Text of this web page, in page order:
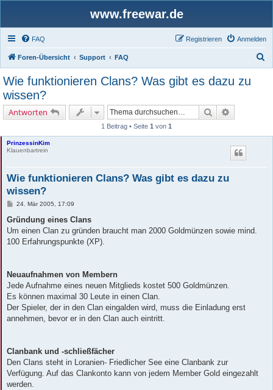
www.freewar.de
FAQ Anmelden
Registrieren
Foren-Übersicht Support FAQ
Wie funktionieren Clans? Was gibt es dazu zu
wissen?
Antworten Suche
1 Beitrag • Seite 1 von 1
PrinzessinKim
Klauenbartrein
Wie funktionieren Clans? Was gibt es dazu zu
wissen?
B
i
r
a
24. Mär 2005, 17:09
Gründung eines Clans
Um einen Clan zu gründen braucht man 2000 Goldmünzen sowie mind.
100 Erfahrungspunkte (XP).
Neuaufnahmen von Membern
Jede Aufnahme eines neuen Mitglieds kostet 500 Goldmünzen.
Es können maximal 30 Leute in einen Clan.
Der Spieler, der in den Clan eingalden wird, muss die Einladung erst
annehmen, bevor er in den Clan auch eintritt.
Clanbank und -schließfächer
Den Clans steht in Loranien- Friedlicher See eine Clanbank zur
Verfügung. Auf das Clankonto kann von jedem Member Gold eingezahlt
werden.